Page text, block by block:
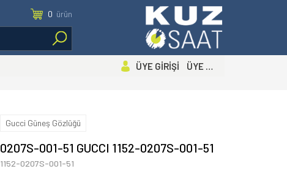
0 ürün
ÜYE GİRİŞİ ÜYE OL
Gucci Güneş Gözlüğü
0207S-001-51 GUCCI 1152-0207S-001-51
1152-0207S-001-51